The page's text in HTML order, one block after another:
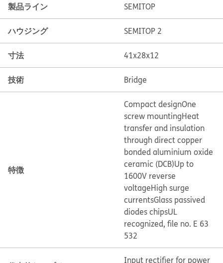
製品ライン SEMITOP
ハウジング SEMITOP 2
寸法 41x28x12
技術 Bridge
特徴
Compact designOne
screw mountingHeat
transfer and insulation
through direct copper
bonded aluminium oxide
ceramic (DCB)Up to
1600V reverse
voltageHigh surge
currentsGlass passived
diodes chipsUL
recognized, file no. E 63
532
Input rectifier for power